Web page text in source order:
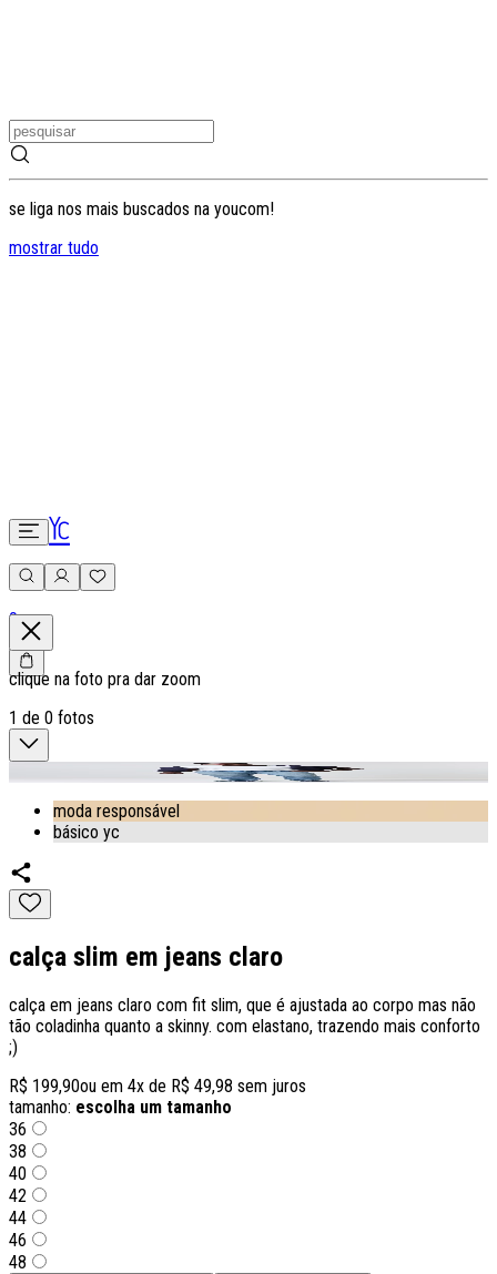
se liga nos mais buscados na youcom!
mostrar tudo
0
clique na foto pra dar zoom
1 de 0 fotos
moda responsável
básico yc
calça slim em jeans claro
calça em jeans claro com fit slim, que é ajustada ao corpo mas não
tão coladinha quanto a skinny. com elastano, trazendo mais conforto
;)
R$ 199,90ou em 4x de R$ 49,98 sem juros
tamanho: escolha um tamanho
36
38
40
42
44
46
48